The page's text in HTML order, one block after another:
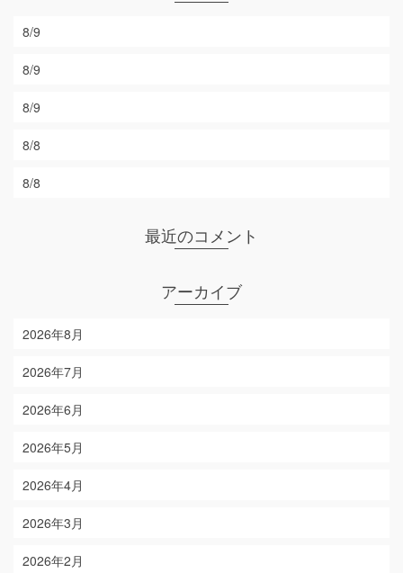
8/9
8/9
8/9
8/8
8/8
最近のコメント
アーカイブ
2026年8月
2026年7月
2026年6月
2026年5月
2026年4月
2026年3月
2026年2月